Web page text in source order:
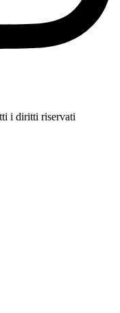
i diritti riservati